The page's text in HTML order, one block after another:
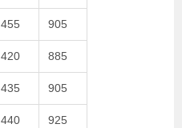
455 905
420 885
435 905
440 925